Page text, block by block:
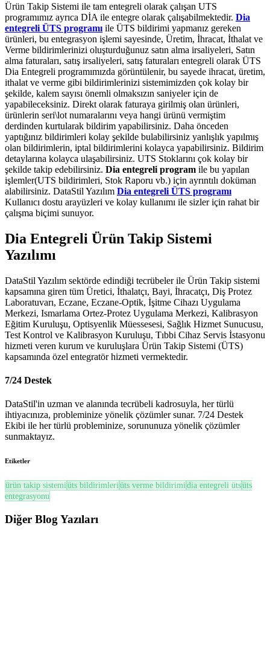
Ürün Takip Sistemi ile tam entegreli olarak çalışan UTS
programımız ayrıca DİA ile entegre olarak çalışabilmektedir. Dia
entegreli ÜTS programı ile ÜTS bildirimi yapmanız gereken
ürünleri, bu entegrasyon işlemi sayesinde, Üretim, İhracat, İthalat ve
Verme bildirimlerinizi oluşturduğunuz satın alma irsaliyeleri, Satın
alma faturaları, satış irsaliyeleri, satış faturaları entegreli olarak ÜTS
Dia Entegreli programımızda görüntülenir, bu sayede ihracat, üretim,
ithalat ve verme gibi bildirimlerinizi sistemimizden çok kolay bir
şekilde, kalem sayısı önemli olmaksızın saniyeler için de
yapabileceksiniz. Direkt olarak faturaya girilmiş olan ürünleri,
ürünlerin seri\lot numaralarını veya hangi ürünü vermiştim
derdinden kurtularak bildirim yapabilirsiniz. Daha önceden
yaptığınız bildirimleri kolay şekilde bulabilirsiniz yanlışlık yapılmış
olan bildirimlerin, iptal bildirimlerini kolayca yapabilirsiniz. Bildirim
detaylarına kolayca ulaşabilirsiniz. UTS Stoklarını çok kolay bir
şekilde takip edebilirsiniz. Dia entegreli program ile bu yapılan
işlemler(UTS bildirimleri, Stok Raporu vb.) için ayrıntılı doküman
alabilirsiniz. DataStil Yazılım Dia entegreli ÜTS programı
Kullanıcı dostu arayüzleri ve kolay kullanımı ile sizler için rahat bir
çalışma biçimi sunuyor.
Dia Entegreli Ürün Takip Sistemi
Yazılımı
DataStil Yazılım sektörde edindiği tecrübeler ile Ürün Takip sistemi
kapsamına giren tüm Üretici, İthalatçı, Bayi, İhracatçı, Diş Protez
Laboratuvarı, Eczane, Eczane-Optik, İşitme Cihazı Uygulama
Merkezi, Ismarlama Ortez-Protez Uygulama Merkezi, Kalibrasyon
Eğitim Kuruluşu, Optisyenlik Müessesesi, Sağlık Hizmet Sunucusu,
Test Kontrol ve Kalibrasyon Kuruluşu, Tıbbi Cihaz Servis İstasyonu
hizmeti veren kurum ve kuruluşlara Ürün Takip Sistemi (ÜTS)
kapsamında özel entegratör hizmeti vermektedir.
7/24 Destek
DataStil'in uzman ve alanında tecrübeli kadrosuyla, her türlü
ihtiyacınıza, probleminize yönelik çözümler sunar. 7/24 Destek
Ekibi ile her türlü probleminize, sorununuza yönelik çözümler
sunmaktayız.
Etiketler
ürün takip sistemiüts bildirimleriüts verme bildirimidia entegreli ütsüts
entegrasyonu
Diğer Blog Yazıları